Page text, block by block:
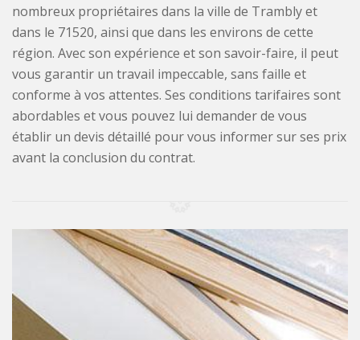
nombreux propriétaires dans la ville de Trambly et
dans le 71520, ainsi que dans les environs de cette
région. Avec son expérience et son savoir-faire, il peut
vous garantir un travail impeccable, sans faille et
conforme à vos attentes. Ses conditions tarifaires sont
abordables et vous pouvez lui demander de vous
établir un devis détaillé pour vous informer sur ses prix
avant la conclusion du contrat.